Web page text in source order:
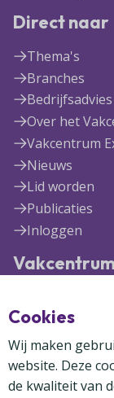
Direct naar
Thema's
Branches
Bedrijfsadvies
Over het
Vakcentrum
Nieuws
Lid worden
Publicaties
Inloggen
Vakcentrum
3447 GR Woerden
(0348) 41 97 71
Cookies
Wij maken
website. Deze
de kwaliteit van